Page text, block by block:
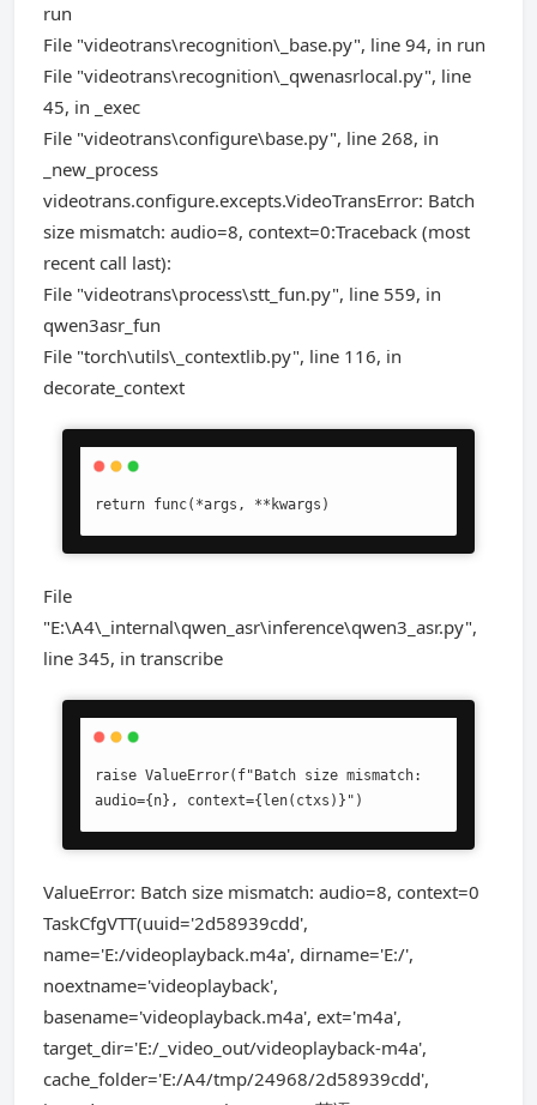
run
File "videotrans\recognition\_base.py", line 94, in run
File "videotrans\recognition\_qwenasrlocal.py", line
45, in _exec
File "videotrans\configure\base.py", line 268, in
_new_process
videotrans.configure.excepts.VideoTransError: Batch
size mismatch: audio=8, context=0:Traceback (most
recent call last):
File "videotrans\process\stt_fun.py", line 559, in
qwen3asr_fun
File "torch\utils\_contextlib.py", line 116, in
decorate_context
return func(*args, **kwargs)
File
"E:\A4\_internal\qwen_asr\inference\qwen3_asr.py",
line 345, in transcribe
raise ValueError(f"Batch size mismatch:
audio={n}, context={len(ctxs)}")
ValueError: Batch size mismatch: audio=8, context=0
TaskCfgVTT(uuid='2d58939cdd',
name='E:/videoplayback.m4a', dirname='E:/',
noextname='videoplayback',
basename='videoplayback.m4a', ext='m4a',
target_dir='E:/_video_out/videoplayback-m4a',
cache_folder='E:/A4/tmp/24968/2d58939cdd',